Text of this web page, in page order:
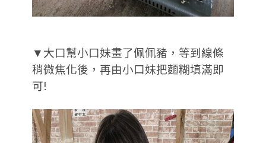
▼大口幫小口妹畫了佩佩豬，等到線條
稍微焦化後，再由小口妹把麵糊填滿即
可!